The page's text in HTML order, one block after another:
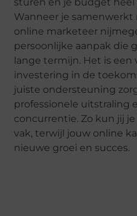
Wanneer je
online marketeer
persoonlijke aanpak die
lange termijn. Het is een
investering in de
juiste ondersteuning
professionele uitstraling
concurrentie. Zo kun jij
vak, terwijl jouw online
nieuwe groei en succes.